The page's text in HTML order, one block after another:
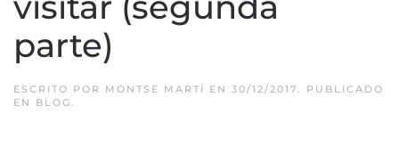
parte)
ESCRITO POR MONTSE MARTÍ EN 30/12/2017. PUBLICADO
EN BLOG.